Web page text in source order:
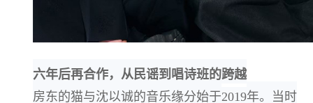
六年后再合作， 从民谣到唱诗班的跨越
房东的猫与沈以诚的音乐缘分始于2019年。 当时